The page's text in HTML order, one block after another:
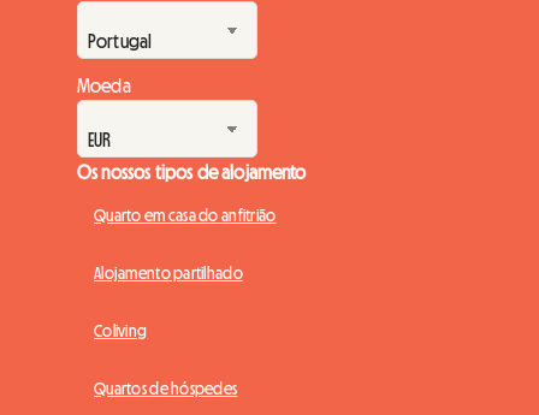
Moeda
Os nossos tipos de alojamento
Quarto em casa do anfitrião
Alojamento partilhado
Coliving
Quartos de hóspedes